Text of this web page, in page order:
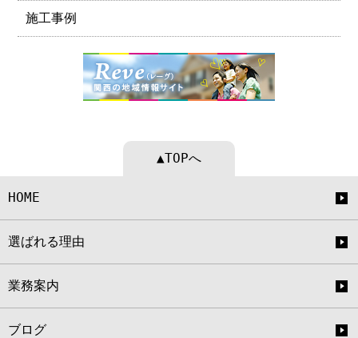
施工事例
▲TOPへ
HOME
選ばれる理由
業務案内
ブログ